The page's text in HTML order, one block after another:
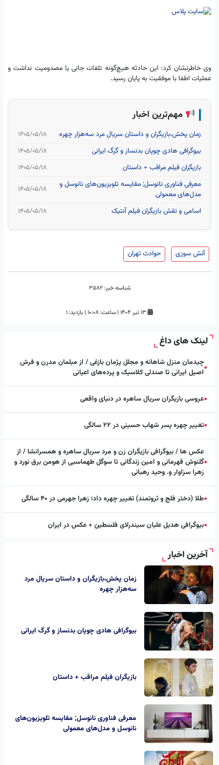
وی خاطرنشان کرد: این حادثه هیچ‌گونه تلفات جانی یا مصدومیت نداشت و
عملیات اطفا با موفقیت به پایان رسید.
مهم‌ترین اخبار
زمان پخش،بازیگران و داستان سریال مرد سه‌هزار چهره ۱۴۰۵/۰۵/۱۸
بیوگرافی هادی چوپان بدنساز و گرگ ایرانی ۱۴۰۵/۰۵/۱۸
بازیگران فیلم مراقب + داستان ۱۴۰۵/۰۵/۱۸
معرفی فناوری نانوسل; مقایسه تلویزیون‌های نانوسل و
مدل‌های معمولی
۱۴۰۵/۰۵/۱۸
اسامی و نقش بازیگران فیلم آنتیک ۱۴۰۵/۰۵/۱۸
آتش سوزی حوادث تهران
شناسه خبر: 3582
| ساعت: ۱۰:۰۸ | بازدید: 1
لینک های داغ
●چیدمان منزل شاهانه و مجلل پژمان بازغی / از مبلمان مدرن و فرش
اصیل ایرانی تا صندلی کلاسیک و پرده‌های اعیانی
●عروسی بازیگران سریال ساهره در دنیای واقعی
●تغییر چهره پسر شهاب حسینی در ۲۲ سالگی
●
عکس ها / بیوگرافی بازیگران زن و مرد سریال ساهره و همسرانشا / از
گلنوش قهرمانی و امین زندگانی تا سوگل طهماسبی از هومن برق نورد و
زهرا سزاوار و. وحید رهبانی
●طلا (دختر فلج و ثروتمند) تغییر چهره داد؛ زهرا جهرمی در ۴۰ سالگی
●بیوگرافی هدیل علیان سیندرلای فلسطین + عکس در ایران
آخرین اخبار
زمان پخش،بازیگران و داستان سریال مرد
سه‌هزار چهره
بیوگرافی هادی چوپان بدنساز و گرگ ایرانی
بازیگران فیلم مراقب + داستان
معرفی فناوری نانوسل; مقایسه تلویزیون‌های
نانوسل و مدل‌های معمولی